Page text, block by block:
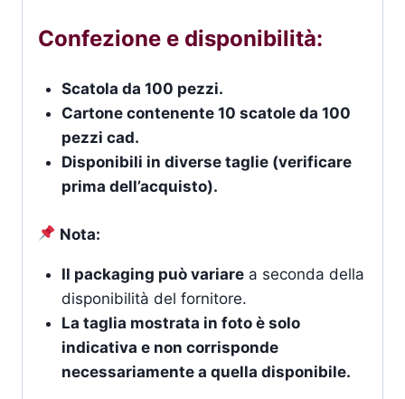
Confezione e disponibilità:
Scatola da 100 pezzi.
Cartone contenente 10 scatole da 100
pezzi cad.
Disponibili in diverse taglie (verificare
prima dell’acquisto).
Nota:
Il packaging può variarea seconda della
disponibilità del fornitore.
La taglia mostrata in foto è solo
indicativa e non corrisponde
necessariamente a quella disponibile.